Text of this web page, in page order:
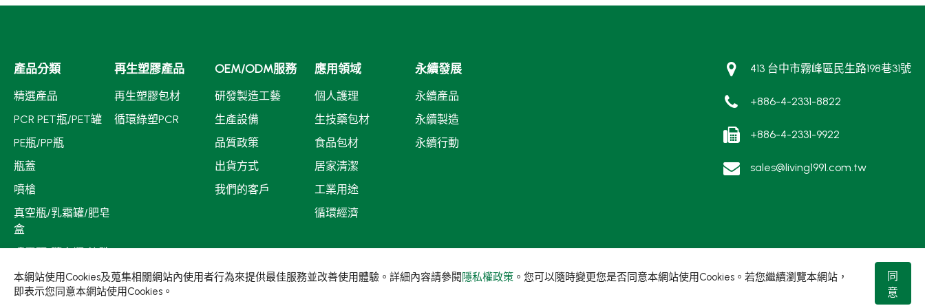
產品分類
精選產品
PCR PET瓶/PET罐
PE瓶/PP瓶
瓶蓋
噴槍
真空瓶/乳霜罐/肥皂
盒
噴霧頭/隨身瓶/滾珠
瓶
壓頭
再生塑膠產品
再生塑膠包材
循環綠塑PCR
OEM/ODM服務
研發製造工藝
生產設備
品質政策
出貨方式
我們的客戶
應用領域
個人護理
生技藥包材
食品包材
居家清潔
工業用途
循環經濟
永續發展
永續產品
永續製造
永續行動
413 台中市霧峰區民生路198巷31號
+886-4-2331-8822
+886-4-2331-9922
sales@living1991.com.tw
本網站使用Cookies及蒐集相關網站內使用者行為來提供最佳服務並改善使用體驗。詳細內容請參閱 隱私權政策 。您可以隨時變更您是否同意本網站使用Cookies。若您繼續瀏覽本網站，
即表示您同意本網站使用Cookies。
同
意